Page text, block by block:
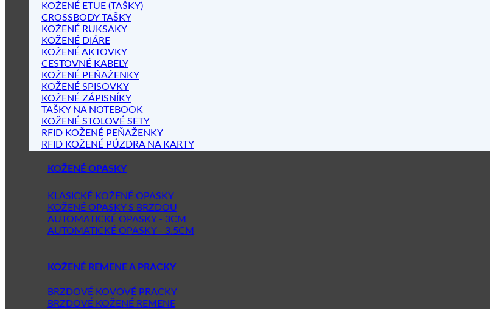
KOŽENÉ ETUE (TAŠKY)
CROSSBODY TAŠKY
KOŽENÉ RUKSAKY
KOŽENÉ DIÁRE
KOŽENÉ AKTOVKY
CESTOVNÉ KABELY
KOŽENÉ PEŇAŽENKY
KOŽENÉ SPISOVKY
KOŽENÉ ZÁPISNÍKY
TAŠKY NA NOTEBOOK
KOŽENÉ STOLOVÉ SETY
RFID KOŽENÉ PEŇAŽENKY
RFID KOŽENÉ PÚZDRA NA KARTY
KOŽENÉ OPASKY
KLASICKÉ KOŽENÉ OPASKY
KOŽENÉ OPASKY S BRZDOU
AUTOMATICKÉ OPASKY - 3CM
AUTOMATICKÉ OPASKY - 3.5CM
KOŽENÉ REMENE A PRACKY
BRZDOVÉ KOVOVÉ PRACKY
BRZDOVÉ KOŽENÉ REMENE